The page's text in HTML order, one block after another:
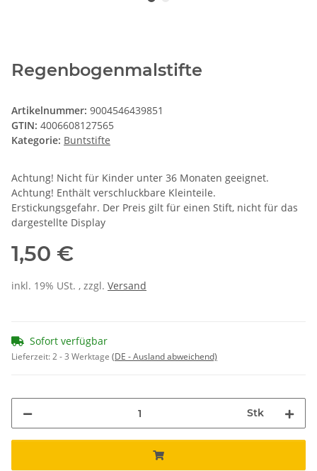
Regenbogenmalstifte
Artikelnummer: 9004546439851
GTIN: 4006608127565
Kategorie: Buntstifte
Achtung! Nicht für Kinder unter 36 Monaten geeignet.
Achtung! Enthält verschluckbare Kleinteile.
Erstickungsgefahr. Der Preis gilt für einen Stift, nicht für das
dargestellte Display
1,50 €
inkl. 19% USt. , zzgl. Versand
Sofort verfügbar
Lieferzeit:2 - 3 Werktage (DE - Ausland abweichend)
Stk